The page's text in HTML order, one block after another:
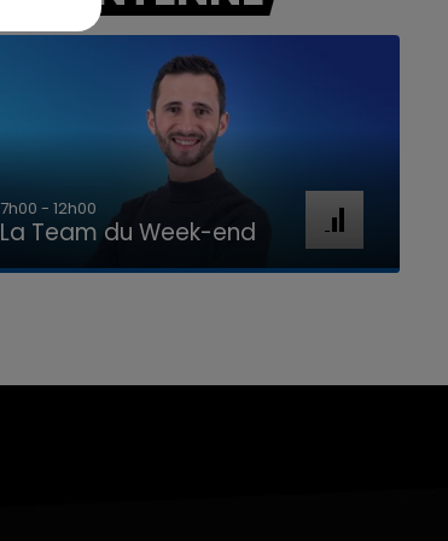
7h00 - 12h00
La Team du Week-end